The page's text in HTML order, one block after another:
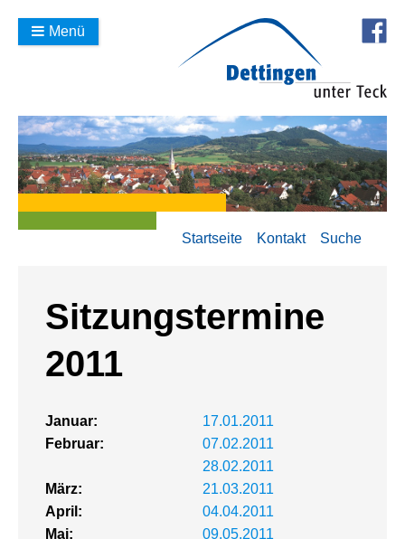
Menü
Startseite Kontakt Suche
Sitzungstermine
2011
Januar:
17.01.2011
Februar:
07.02.2011
28.02.2011
März:
21.03.2011
April:
04.04.2011
Mai:
09.05.2011